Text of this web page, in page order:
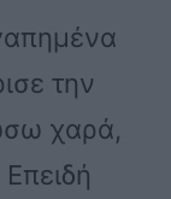
την
χαρά,